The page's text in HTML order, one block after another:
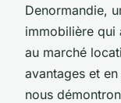
Denormandie,
immobilière qui
au marché
avantages et
nous